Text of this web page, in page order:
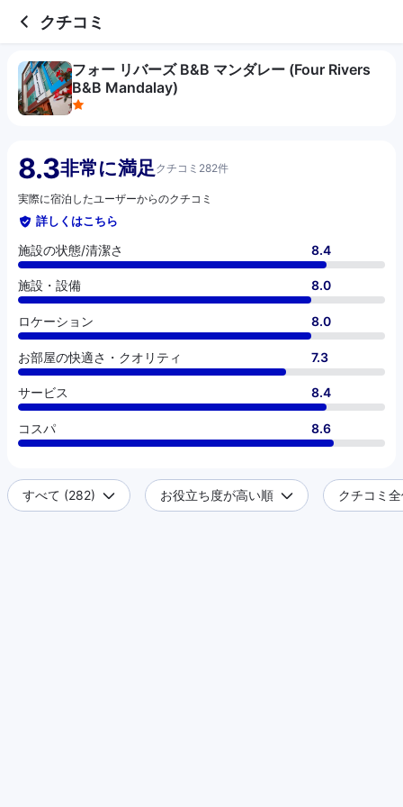
クチコミ
フォー リバーズ B&B マンダレー (Four Rivers
B&B Mandalay)
8.3非常に満足 クチコミ282件
実際に宿泊したユーザーからのクチコミ
詳しくはこちら
施設の状態/清潔さ 8.4
施設・設備 8.0
ロケーション 8.0
お部屋の快適さ・クオリティ 7.3
サービス 8.4
コスパ 8.6
すべて (282) お役立ち度が高い順 クチコミ